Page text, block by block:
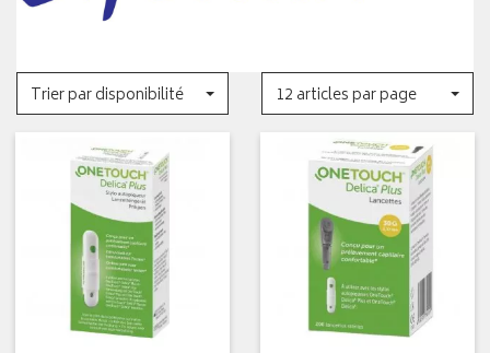
Trier par disponibilité 12 articles par page